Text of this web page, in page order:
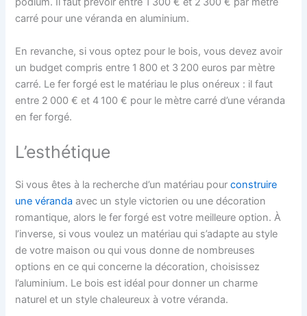
carré pour une véranda en aluminium.
En revanche, si vous optez pour le bois, vous devez avoir
un budget compris entre 1 800 et 3 200 euros par mètre
carré. Le fer forgé est le matériau le plus onéreux : il faut
entre 2 000 € et 4 100 € pour le mètre carré d’une véranda
en fer forgé.
L’esthétique
Si vous êtes à la recherche d’un matériau pourconstruire
une véranda avec un style victorien ou une décoration
romantique, alors le fer forgé est votre meilleure option. À
l’inverse, si vous voulez un matériau qui s’adapte au style
de votre maison ou qui vous donne de nombreuses
options en ce qui concerne la décoration, choisissez
l’aluminium. Le bois est idéal pour donner un charme
naturel et un style chaleureux à votre véranda.